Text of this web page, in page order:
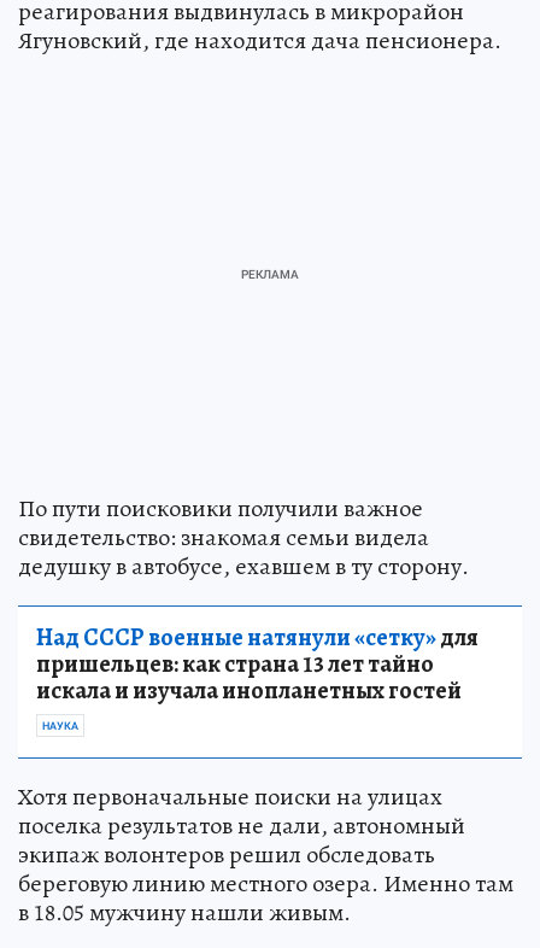
реагирования выдвинулась в микрорайон
Ягуновский, где находится дача пенсионера.
По пути поисковики получили важное
свидетельство: знакомая семьи видела
дедушку в автобусе, ехавшем в ту сторону.
Над СССР военные натянули «сетку»для
пришельцев: как страна 13 лет тайно
искала и изучала инопланетных гостей
НАУКА
Хотя первоначальные поиски на улицах
поселка результатов не дали, автономный
экипаж волонтеров решил обследовать
береговую линию местного озера. Именно там
в 18.05 мужчину нашли живым.